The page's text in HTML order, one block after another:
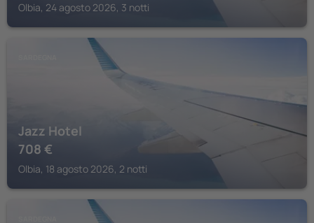
Olbia, 24 agosto 2026, 3 notti
Jazz Hotel
708 €
Olbia, 18 agosto 2026, 2 notti